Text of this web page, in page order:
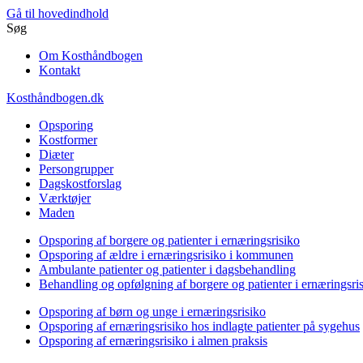
Gå til hovedindhold
Søg
Om Kosthåndbogen
Kontakt
Kosthåndbogen.dk
Opsporing
Kostformer
Diæter
Persongrupper
Dagskostforslag
Værktøjer
Maden
Opsporing af borgere og patienter i ernæringsrisiko
Opsporing af ældre i ernæringsrisiko i kommunen
Ambulante patienter og patienter i dagsbehandling
Behandling og opfølgning af borgere og patienter i
Opsporing af børn og unge i ernæringsrisiko
Opsporing af ernæringsrisiko hos indlagte patienter på sygehus
Opsporing af ernæringsrisiko i almen praksis